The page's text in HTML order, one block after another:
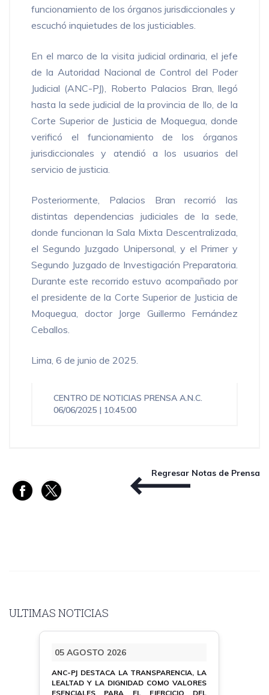
funcionamiento de los órganos jurisdiccionales y
escuchó inquietudes de los justiciables.
En el marco de la visita judicial ordinaria, el jefe
de la Autoridad Nacional de Control del Poder
Judicial (ANC-PJ), Roberto Palacios Bran, llegó
hasta la sede judicial de la provincia de Ilo, de la
Corte Superior de Justicia de Moquegua, donde
verificó el funcionamiento de los órganos
jurisdiccionales y atendió a los usuarios del
servicio de justicia.
Posteriormente, Palacios Bran recorrió las
distintas dependencias judiciales de la sede,
donde funcionan la Sala Mixta Descentralizada,
el Segundo Juzgado Unipersonal, y el Primer y
Segundo Juzgado de Investigación Preparatoria.
Durante este recorrido estuvo acompañado por
el presidente de la Corte Superior de Justicia de
Moquegua, doctor Jorge Guillermo Fernández
Ceballos.
Lima, 6 de junio de 2025.
CENTRO DE NOTICIAS PRENSA A.N.C.
06/06/2025 | 10:45:00
Regresar Notas de Prensa
ULTIMAS NOTICIAS
05 AGOSTO 2026
ANC-PJ DESTACA LA TRANSPARENCIA, LA
LEALTAD Y LA DIGNIDAD COMO VALORES
ESENCIALES PARA EL EJERCICIO DEL